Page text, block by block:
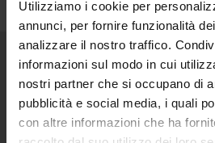
Utilizziamo i cookie per
annunci, per fornire funzionalità
analizzare il nostro traffico.
informazioni sul modo in cui
nostri partner che si occupano di
pubblicità e social media, i quali
con altre informazioni che ha
Senaf srl
+ 39